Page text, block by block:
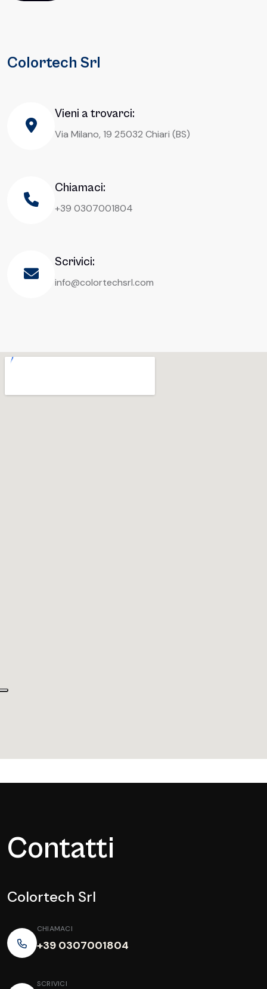
Colortech Srl
Vieni a trovarci:
Via Milano, 19 25032 Chiari (BS)
Chiamaci:
+39 0307001804
Scrivici:
info@colortechsrl.com
Contatti
Colortech Srl
CHIAMACI
+39 0307001804
SCRIVICI